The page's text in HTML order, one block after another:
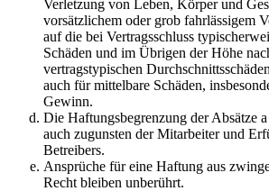
Verletzung von Leben, Körper und
vorsätzlichem oder grob fahrlässigem
auf die bei Vertragsschluss
Schäden und im Übrigen der Höhe
vertragstypischen
auch für mittelbare Schäden,
Gewinn.
Die Haftungsbegrenzung der Absätze
auch zugunsten der Mitarbeiter und
Betreibers.
Ansprüche für eine Haftung aus
Recht bleiben unberührt.